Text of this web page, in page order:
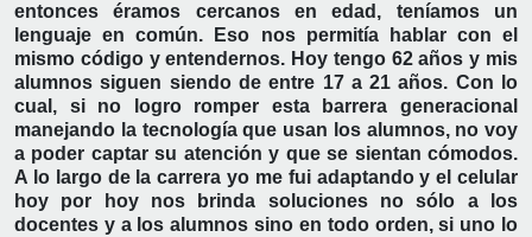
entonces éramos cercanos en edad, teníamos un
lenguaje en común. Eso nos permitía hablar con el
mismo código y entendernos. Hoy tengo 62 años y mis
alumnos siguen siendo de entre 17 a 21 años. Con lo
cual, si no logro romper esta barrera generacional
manejando la tecnología que usan los alumnos, no voy
a poder captar su atención y que se sientan cómodos.
A lo largo de la carrera yo me fui adaptando y el celular
hoy por hoy nos brinda soluciones no sólo a los
docentes y a los alumnos sino en todo orden, si uno lo